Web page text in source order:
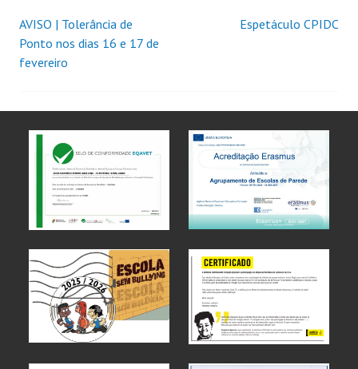
AVISO | Tolerância de
Ponto nos dias 16 e 17 de
fevereiro
Espetáculo CPIDC